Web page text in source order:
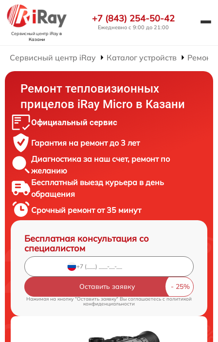
Сервисный центр iRayв
Казани
+7 (843) 254-50-42
Ежедневно с 9:00 до 21:00
Сервисный центр iRay Каталог устройств Ремонт
Ремонт тепловизионных
прицелов iRay Micro в Казани
Официальный сервис
Гарантия на ремонт до 3 лет
Диагностика за наш счет, ремонт по
желанию
Бесплатный выезд курьера в день
обращения
Срочный ремонт от 35 минут
Бесплатная консультация со
специалистом
Оставить заявку
Нажимая на кнопку "Оставить заявку" Вы соглашаетесь cполитикой
конфиденциальности